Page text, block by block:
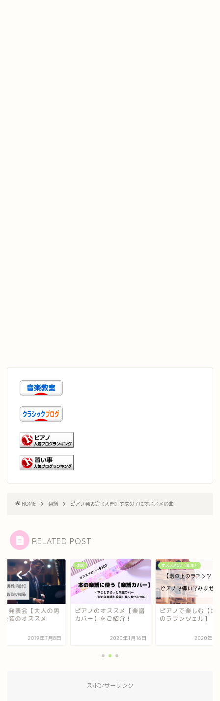
HOME 楽譜 ピアノ発表会【入門】で女の子にオススメの曲
RELATED POST
ノ発表会【大人の男
衣装のオススメ
2019年7月8日
楽譜
ピアノのオススメ【楽譜
カバー】をご紹介！
2020年1月16日
オススメCD（音源）
ピアノで楽しむ【塔
のラプンツェル】
2020年4
スポンサーリンク